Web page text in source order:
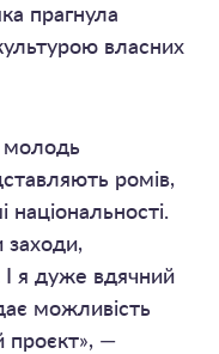
прагнула
власних
молодь
ромів,
національності.
заходи,
І я дуже вдячний
можливість
проєкт», —